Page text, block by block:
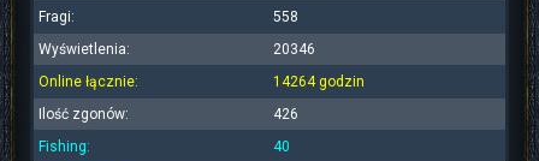
Fragi:
558
Wyświetlenia:
20346
Online łącznie:
14264 godzin
Ilość zgonów:
426
Fishing:
40